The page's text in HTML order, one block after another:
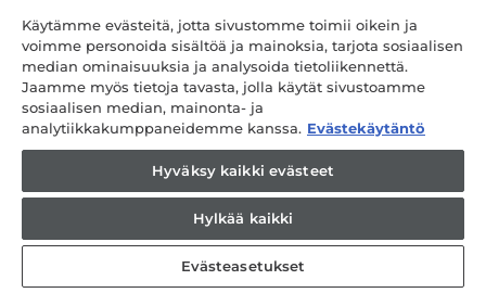
(MB) – Italia – Puh.: +39 039 2086 1 – Faksi: +39 039 2086 237 –
Yhtiöpääoma 35 000 000,00 € täysin maksetut – Italian verokoodi ja
rekisterinro Milano-Monza-Brianza-Lodi 04666310158 – ALV-nro
00786860965 – REA-nro: MB-1033934 – Valtuutus IT AEOF 211870 –
Candy S.p.A:n hallinnoima ja koordinoima yhtiö
Käytämme evästeitä, jotta sivustomme toimii oikein ja
voimme personoida sisältöä ja mainoksia, tarjota sosiaalisen
median ominaisuuksia ja analysoida tietoliikennettä.
Jaamme myös tietoja tavasta, jolla käytät sivustoamme
sosiaalisen median, mainonta- ja
analytiikkakumppaneidemme kanssa. Evästekäytäntö
Hyväksy kaikki evästeet
Hylkää kaikki
Evästeasetukset